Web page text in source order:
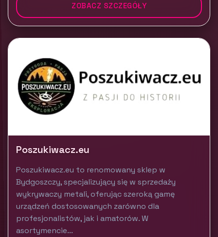
ZOBACZ SZCZEGÓŁY
Poszukiwacz.eu
Poszukiwacz.eu to renomowany sklep w
Bydgoszczy, specjalizujący się w sprzedaży
wykrywaczy metali, oferując szeroką gamę
urządzeń dostosowanych zarówno dla
profesjonalistów, jak i amatorów. W
asortymencie...